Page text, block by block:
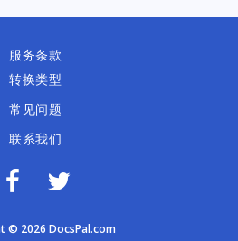
服务条款
转换类型
常见问题
联系我们
© 2026 DocsPal.com